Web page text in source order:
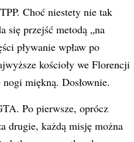
Choć niestety nie tak
się przejść metodą „na
pływanie wpław po
kościoły we Florencji
miękną. Dosłownie.
Po pierwsze, oprócz
drugie, każdą misję można